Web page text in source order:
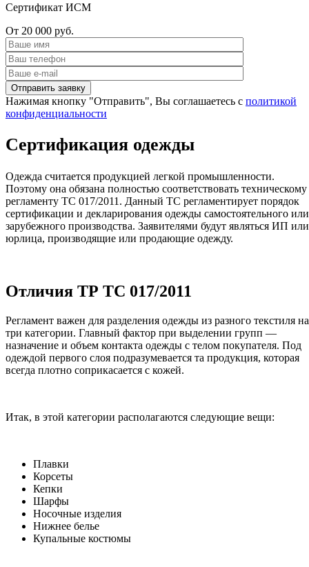
Сертификат ИСМ
От 20 000 руб.
Нажимая кнопку "Отправить", Вы соглашаетесь с политикой
конфиденциальности
Сертификация одежды
Одежда считается продукцией легкой промышленности.
Поэтому она обязана полностью соответствовать техническому
регламенту ТС 017/2011. Данный ТС регламентирует порядок
сертификации и декларирования одежды самостоятельного или
зарубежного производства. Заявителями будут являться ИП или
юрлица, производящие или продающие одежду.
Отличия ТР ТС 017/2011
Регламент важен для разделения одежды из разного текстиля на
три категории. Главный фактор при выделении групп —
назначение и объем контакта одежды с телом покупателя. Под
одеждой первого слоя подразумевается та продукция, которая
всегда плотно соприкасается с кожей.
Итак, в этой категории располагаются следующие вещи:
Плавки
Корсеты
Кепки
Шарфы
Носочные изделия
Нижнее белье
Купальные костюмы